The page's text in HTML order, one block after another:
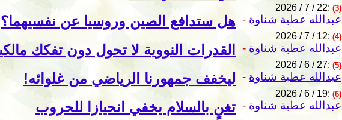
2026 / 7 / 22: (3)
هل ستدافع الصين وروسيا عن نفسيهما؟ - عبدالله عطية شناوة
2026 / 7 / 12: (4)
القدرات النووية لا تحول دون تفكك - عبدالله عطية شناوة
2026 / 6 / 27: (5)
ليخفف جمهورنا الرياضي من غلوائه! - عبدالله عطية شناوة
2026 / 6 / 19: (6)
تغنٍ بالسلام يخفي انحيازا للحروب - عبدالله عطية شناوة